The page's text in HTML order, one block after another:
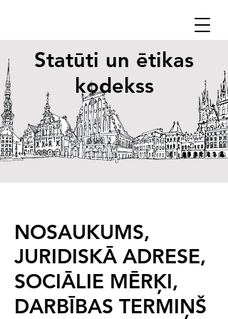
Statūti un ētikas
kodekss
NOSAUKUMS,
JURIDISKĀ ADRESE,
SOCIĀLIE MĒRĶI,
DARBĪBAS TERMIŅŠ